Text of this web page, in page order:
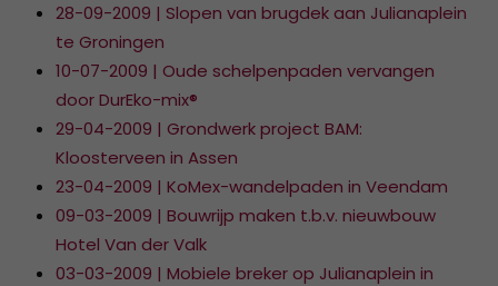
28-09-2009 | Slopen van brugdek aan Julianaplein
te Groningen
10-07-2009 | Oude schelpenpaden vervangen
door DurEko-mix®
29-04-2009 | Grondwerk project BAM:
Kloosterveen in Assen
23-04-2009 | KoMex-wandelpaden in Veendam
09-03-2009 | Bouwrijp maken t.b.v. nieuwbouw
Hotel Van der Valk
03-03-2009 | Mobiele breker op Julianaplein in